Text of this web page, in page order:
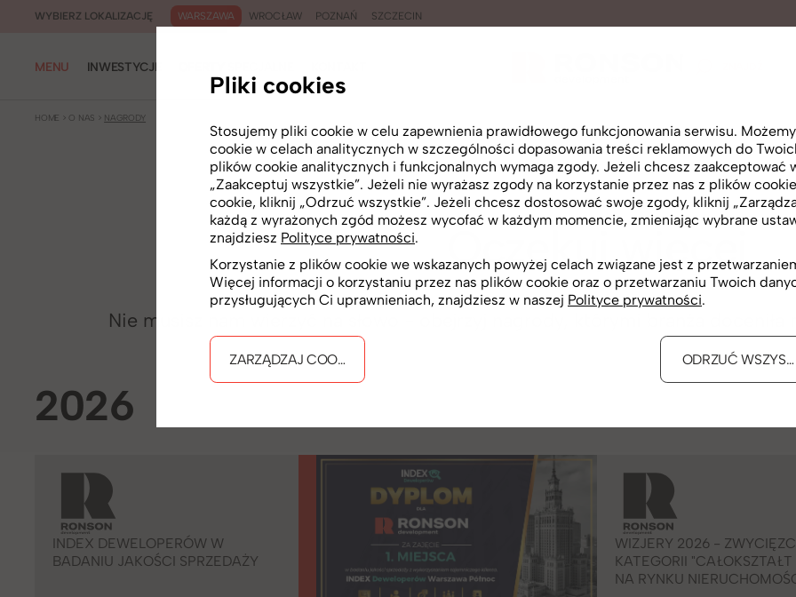
WYBIERZ LOKALIZACJĘ WARSZAWA WROCŁAW POZNAŃ SZCZECIN
MENU INWESTYCJE
HOME > O NAS > NAGRODY
NAGRODY
Oczekuj więcej
Nie musisz nam wierzyć na słowo - obejrzyj nagrody, którymi branża doceniła
2026
INDEX DEWELOPERÓW W
BADANIU JAKOŚCI SPRZEDAŻY
WIZJERY 2026 -
KATEGORII
NA RYNKU
Pliki cookies
Stosujemy pliki cookie w celu zapewnienia prawidłowego funkcjonowania serwisu.
cookie w celach analitycznych w szczególności dopasowania treści reklamowych do
plików cookie analitycznych i funkcjonalnych wymaga zgody. Jeżeli chcesz zaakceptować
„Zaakceptuj wszystkie”. Jeżeli nie wyrażasz zgody na korzystanie przez nas z plików
cookie, kliknij „Odrzuć wszystkie”. Jeżeli chcesz dostosować swoje zgody, kliknij
każdą z wyrażonych zgód możesz wycofać w każdym momencie, zmieniając wybrane
znajdziesz Polityce prywatności.
Korzystanie z plików cookie we wskazanych powyżej celach związane jest z
Więcej informacji o korzystaniu przez nas plików cookie oraz o przetwarzaniu Twoich
przysługujących Ci uprawnieniach, znajdziesz w naszej Polityce prywatności.
ZARZĄDZAJ COOKIES ODRZUĆ